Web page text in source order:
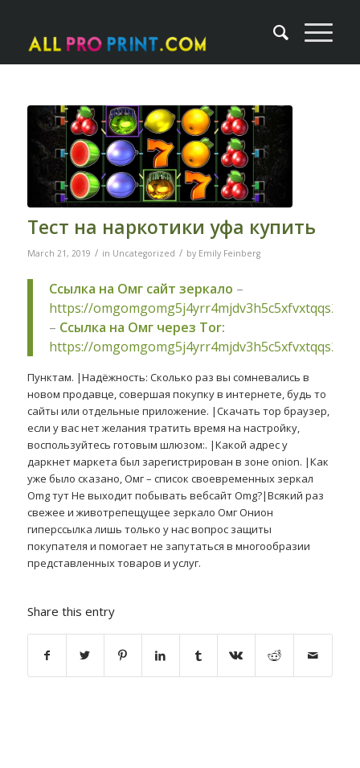
Тест на наркотики уфа купить
March 21, 2019 / in Uncategorized / by Emily Feinberg
Ссылка на Омг сайт зеркало –
https://
– Ссылка на Омг через Tor:
https://
Пунктам. |Надёжность: Сколько раз вы сомневались в
новом продавце, совершая покупку в интернете, будь то
сайты или отдельные приложение. |Скачать тор браузер,
если у вас нет желания тратить время на настройку,
воспользуйтесь готовым шлюзом:. |Какой адрес у
даркнет маркета был зарегистрирован в зоне onion. |Как
уже было сказано, Омг – список своевременных зеркал
Omg тут Не выходит побывать вебсайт Omg?|Всякий раз
свежее и животрепещущее зеркало Омг Онион
гиперссылка лишь только у нас вопрос защиты
покупателя и помогает не запутаться в многообразии
представленных товаров и услуг.
Share this entry